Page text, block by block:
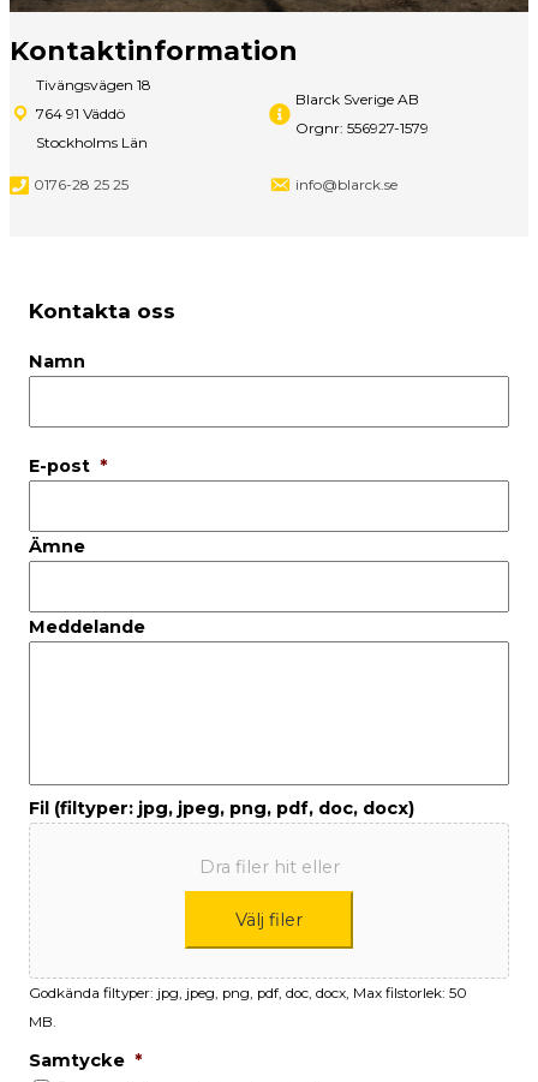
Kontaktinformation
Tivängsvägen 18
764 91 Väddö
Stockholms Län
Blarck Sverige AB
Orgnr: 556927-1579
0176-28 25 25 info@blarck.se
Kontakta oss
Namn
E-post *
Ämne
Meddelande
Fil (filtyper: jpg, jpeg, png, pdf, doc, docx)
Dra filer hit eller
Välj filer
Godkända filtyper: jpg, jpeg, png, pdf, doc, docx, Max filstorlek: 50
MB.
Samtycke *